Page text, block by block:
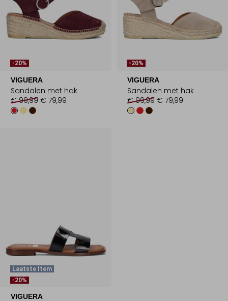
-20%
VIGUERA
Sandalen met hak
€ 99,99 € 79,99
-20%
VIGUERA
Sandalen met hak
€ 99,99 € 79,99
Laatste Item
-20%
VIGUERA